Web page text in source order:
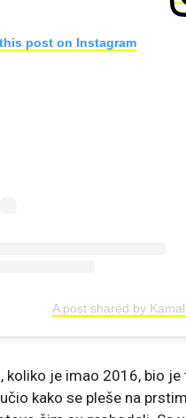
post on Instagram
A post shared by
koliko je imao 2016, bio
kako se pleše na